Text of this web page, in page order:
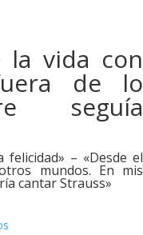
la vida con
de lo
seguía
– «Desde el
mundos. En mis
cantar Strauss»